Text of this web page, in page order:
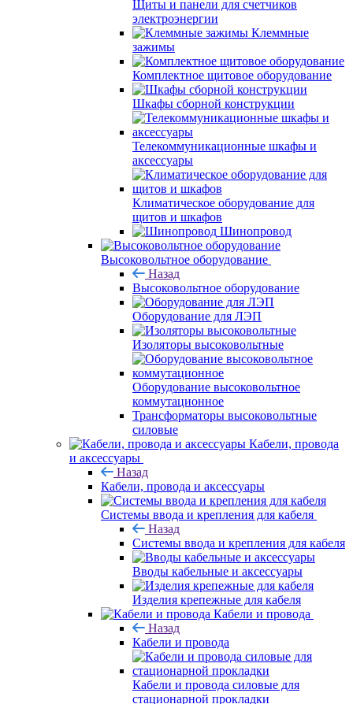
Щиты и панели для счетчиков
электроэнергии
Клеммные
зажимы
Комплектное щитовое оборудование
Шкафы сборной конструкции
Телекоммуникационные шкафы и
аксессуары
Климатическое оборудование для
щитов и шкафов
Шинопровод
Высоковольтное оборудование
Назад
Высоковольтное оборудование
Оборудование для ЛЭП
Изоляторы высоковольтные
Оборудование высоковольтное
коммутационное
Трансформаторы высоковольтные
силовые
Кабели, провода
и аксессуары
Назад
Кабели, провода и аксессуары
Системы ввода и крепления для кабеля
Назад
Системы ввода и крепления для кабеля
Вводы кабельные и аксессуары
Изделия крепежные для кабеля
Кабели и провода
Назад
Кабели и провода
Кабели и провода силовые для
стационарной прокладки